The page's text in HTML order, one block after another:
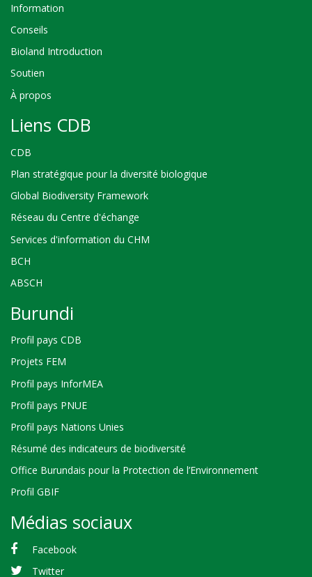
Information
Conseils
Bioland Introduction
Soutien
À propos
Liens CDB
CDB
Plan stratégique pour la diversité biologique
Global Biodiversity Framework
Réseau du Centre d'échange
Services d'information du CHM
BCH
ABSCH
Burundi
Profil pays CDB
Projets FEM
Profil pays InforMEA
Profil pays PNUE
Profil pays Nations Unies
Résumé des indicateurs de biodiversité
Office Burundais pour la Protection de l’Environnement
Profil GBIF
Médias sociaux
Facebook
Twitter